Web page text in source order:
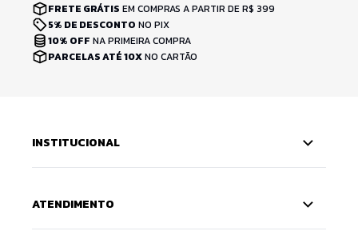
FRETE GRÁTIS EM COMPRAS A PARTIR DE R$ 399
5% DE DESCONTO NO PIX
10% OFF NA PRIMEIRA COMPRA
PARCELAS ATÉ 10XNO CARTÃO
INSTITUCIONAL
ATENDIMENTO